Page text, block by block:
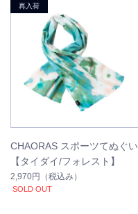
CHAORAS スポーツてぬぐい
【タイダイ/フォレスト】
2,970円 （税込み）
SOLD OUT